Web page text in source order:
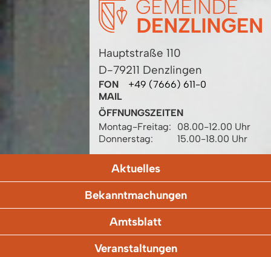
Hauptstraße 110
D-79211 Denzlingen
FON
+49 (7666) 611-0
MAIL
ÖFFNUNGSZEITEN
Montag-Freitag:
08.00-12.00 Uhr
Donnerstag:
15.00-18.00 Uhr
Aktuelles
Bekanntmachungen
Amtsblatt
Veranstaltungen